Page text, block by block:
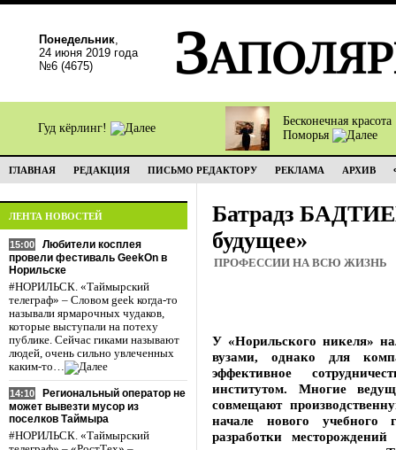
Понедельник,
24 июня 2019 года
№6 (4675)
Гуд кёрлинг!
Бесконечная красота
Поморья
ГЛАВНАЯ РЕДАКЦИЯ ПИСЬМО РЕДАКТОРУ РЕКЛАМА АРХИВ
ЛЕНТА НОВОСТЕЙ
15:00
Любители косплея
провели фестиваль GeekOn в
Норильске
#НОРИЛЬСК. «Таймырский
телеграф» – Словом geek когда-то
называли ярмарочных чудаков,
которые выступали на потеху
публике. Сейчас гиками называют
людей, очень сильно увлеченных
каким-то…
14:10
Региональный оператор не
может вывезти мусор из
поселков Таймыра
#НОРИЛЬСК. «Таймырский
Батрадз
будущее»
ПРОФЕССИИ НА ВСЮ ЖИЗНЬ
У «Норильского никеля»
вузами, однако для
эффективное
институтом. Многие
совмещают
начале нового учебного
разработки